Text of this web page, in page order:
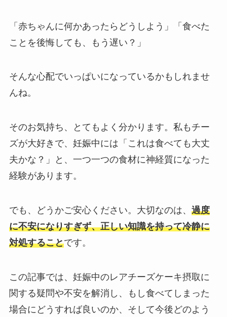
「赤ちゃんに何かあったらどうしよう」「食べた
ことを後悔しても、もう遅い？」
そんな心配でいっぱいになっているかもしれませ
んね。
そのお気持ち、とてもよく分かります。私もチー
ズが大好きで、妊娠中には「これは食べても大丈
夫かな？」と、一つ一つの食材に神経質になった
経験があります。
でも、どうかご安心ください。大切なのは、 過度
に不安になりすぎず、正しい知識を持って冷静に
対処することです。
この記事では、妊娠中のレアチーズケーキ摂取に
関する疑問や不安を解消し、もし食べてしまった
場合にどうすれば良いのか、そして今後どのよう